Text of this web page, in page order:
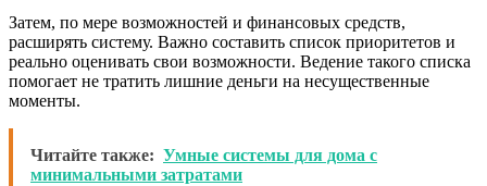
Затем, по мере возможностей и финансовых средств,
расширять систему. Важно составить список приоритетов и
реально оценивать свои возможности. Ведение такого списка
помогает не тратить лишние деньги на несущественные
моменты.
Читайте также: Умные системы для дома с
минимальными затратами